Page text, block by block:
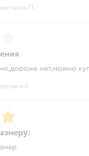
П.
нет,можно
К.